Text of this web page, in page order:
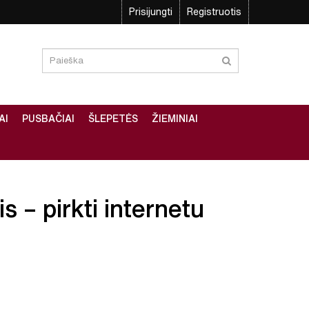
Prisijungti Registruotis
PUSBAČIAI ŠLEPETĖS ŽIEMINIAI
– pirkti internetu